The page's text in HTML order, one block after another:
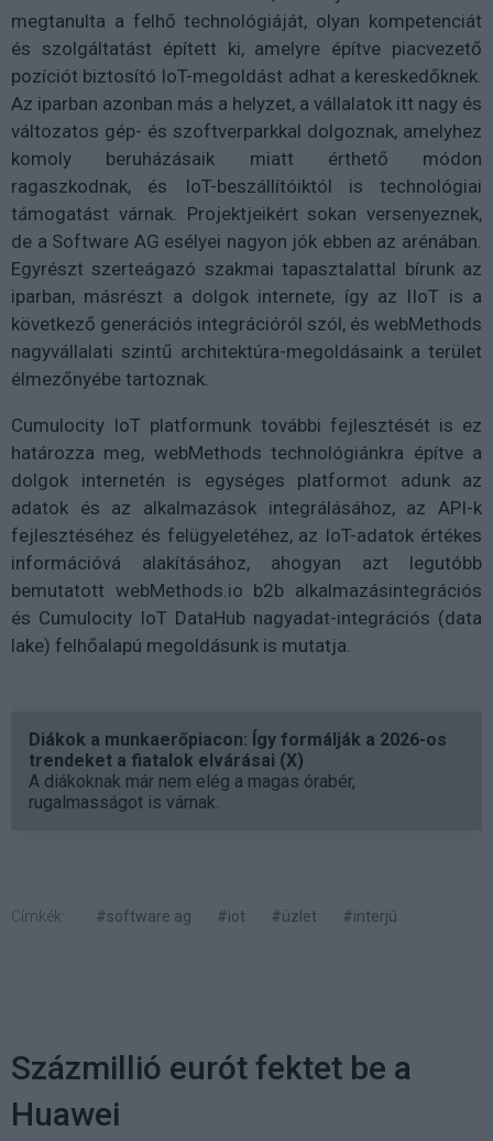
megtanulta a felhő technológiáját, olyan kompetenciát
és szolgáltatást épített ki, amelyre építve piacvezető
pozíciót biztosító IoT-megoldást adhat a kereskedőknek.
Az iparban azonban más a helyzet, a vállalatok itt nagy és
változatos gép- és szoftverparkkal dolgoznak, amelyhez
komoly beruházásaik miatt érthető módon
ragaszkodnak, és IoT-beszállítóiktól is technológiai
támogatást várnak. Projektjeikért sokan versenyeznek,
de a Software AG esélyei nagyon jók ebben az arénában.
Egyrészt szerteágazó szakmai tapasztalattal bírunk az
iparban, másrészt a dolgok internete, így az IIoT is a
következő generációs integrációról szól, és webMethods
nagyvállalati szintű architektúra-megoldásaink a terület
élmezőnyébe tartoznak.
Cumulocity IoT platformunk további fejlesztését is ez
határozza meg, webMethods technológiánkra építve a
dolgok internetén is egységes platformot adunk az
adatok és az alkalmazások integrálásához, az API-k
fejlesztéséhez és felügyeletéhez, az IoT-adatok értékes
információvá alakításához, ahogyan azt legutóbb
bemutatott webMethods.io b2b alkalmazásintegrációs
és Cumulocity IoT DataHub nagyadat-integrációs (data
lake) felhőalapú megoldásunk is mutatja.
Diákok a munkaerőpiacon: Így formálják a 2026-os
trendeket a fiatalok elvárásai (X)
A diákoknak már nem elég a magas órabér,
rugalmasságot is várnak.
Címkék: #software ag #iot #üzlet #interjú
Százmillió eurót fektet be a
Huawei